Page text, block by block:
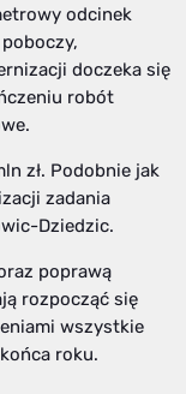
odcinek
doczeka się
robót
zł. Podobnie jak
zadania
Dziedzic.
poprawą
rozpocząć się
wszystkie
roku.